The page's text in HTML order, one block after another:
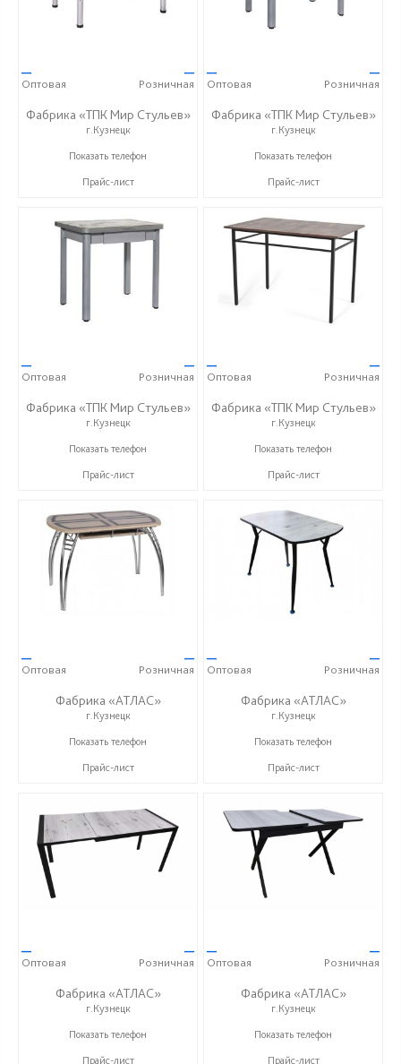
—
Оптовая
—
Розничная
Фабрика «ТПК Мир Стульев»
г.Кузнецк
8 (927) 648-00-04
Показать телефон
Прайс-лист
—
Оптовая
—
Розничная
Фабрика «ТПК Мир Стульев»
г.Кузнецк
8 (927) 648-00-04
Показать телефон
Прайс-лист
—
Оптовая
—
Розничная
Фабрика «ТПК Мир Стульев»
г.Кузнецк
8 (927) 648-00-04
Показать телефон
Прайс-лист
—
Оптовая
—
Розничная
Фабрика «ТПК Мир Стульев»
г.Кузнецк
8 (927) 648-00-04
Показать телефон
Прайс-лист
—
Оптовая
—
Розничная
Фабрика «АТЛАС»
г.Кузнецк
+7 (937) 917-00-01
Показать телефон
Прайс-лист
—
Оптовая
—
Розничная
Фабрика «АТЛАС»
г.Кузнецк
+7 (937) 917-00-01
Показать телефон
Прайс-лист
—
Оптовая
—
Розничная
Фабрика «АТЛАС»
г.Кузнецк
+7 (937) 917-00-01
Показать телефон
Прайс-лист
—
Оптовая
—
Розничная
Фабрика «АТЛАС»
г.Кузнецк
+7 (937) 917-00-01
Показать телефон
Прайс-лист